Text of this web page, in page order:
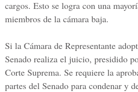
cargos. Esto se logra con una
miembros de la cámara baja.
Si la Cámara de Representante
Senado realiza el juicio, presidido
Corte Suprema. Se requiere la
partes del Senado para condenar y